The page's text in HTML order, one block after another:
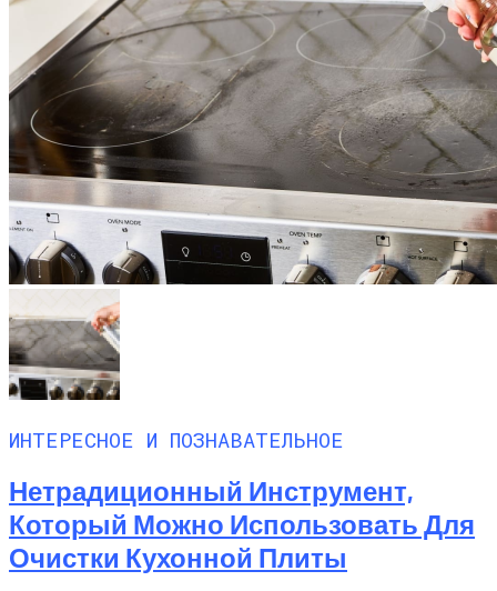
ИНТЕРЕСНОЕ И ПОЗНАВАТЕЛЬНОЕ
Нетрадиционный Инструмент,
Который Можно Использовать Для
Очистки Кухонной Плиты